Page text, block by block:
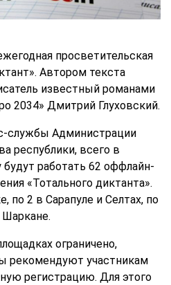
просветительская
Автором текста
известный романами
2034» Дмитрий Глуховский.
службы Администрации
республики, всего в
работать 62 оффлайн-
«Тотального диктанта».
по 2 в Сарапуле и Селтах, по
ограничено,
рекомендуют участникам
регистрацию. Для этого